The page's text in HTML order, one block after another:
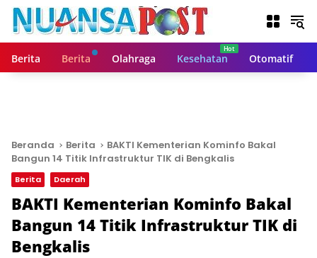
Berita Berita Olahraga Kesehatan Otomatif
Beranda Berita
BAKTI Kementerian Kominfo Bakal
Bangun 14 Titik Infrastruktur TIK di Bengkalis
Berita Daerah
BAKTI Kementerian Kominfo Bakal
Bangun 14 Titik Infrastruktur TIK di
Bengkalis